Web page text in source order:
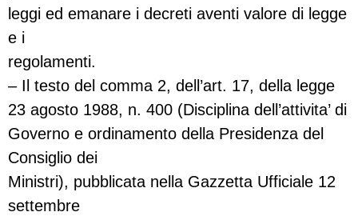
leggi ed emanare i decreti aventi valore di legge
e i
regolamenti.
– Il testo del comma 2, dell’art. 17, della legge
23 agosto 1988, n. 400 (Disciplina dell’attivita’ di
Governo e ordinamento della Presidenza del
Consiglio dei
Ministri), pubblicata nella Gazzetta Ufficiale 12
settembre